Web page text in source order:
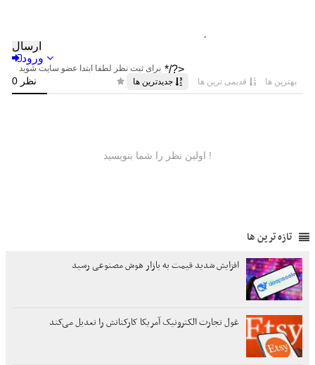
تازه ترین ها
افزایش شدید قیمت به بازار هوش مصنوعی رسید
غول تجارت الکترونیک آمریکا کارکنانش را تعدیل می‌کند